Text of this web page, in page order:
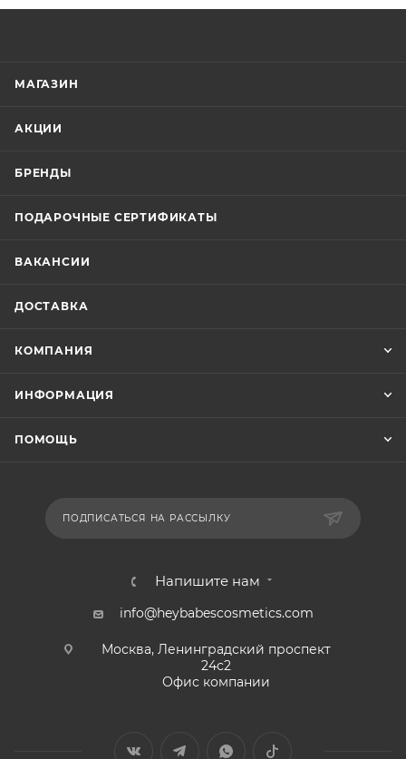
МАГАЗИН
АКЦИИ
БРЕНДЫ
ПОДАРОЧНЫЕ СЕРТИФИКАТЫ
ВАКАНСИИ
ДОСТАВКА
КОМПАНИЯ
ИНФОРМАЦИЯ
ПОМОЩЬ
ПОДПИСАТЬСЯ НА РАССЫЛКУ
Напишите нам
info@heybabescosmetics.com
Москва, Ленинградский проспект
24с2
Офис компании